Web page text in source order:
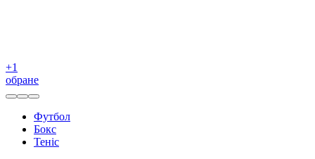
+1
обране
Футбол
Бокс
Теніс